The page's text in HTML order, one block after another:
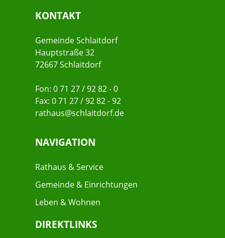
KONTAKT
Gemeinde Schlaitdorf
Hauptstraße 32
72667 Schlaitdorf
Fon: 0 71 27 / 92 82 - 0
Fax: 0 71 27 / 92 82 - 92
rathaus@schlaitdorf.de
NAVIGATION
Rathaus & Service
Gemeinde & Einrichtungen
Leben & Wohnen
DIREKTLINKS